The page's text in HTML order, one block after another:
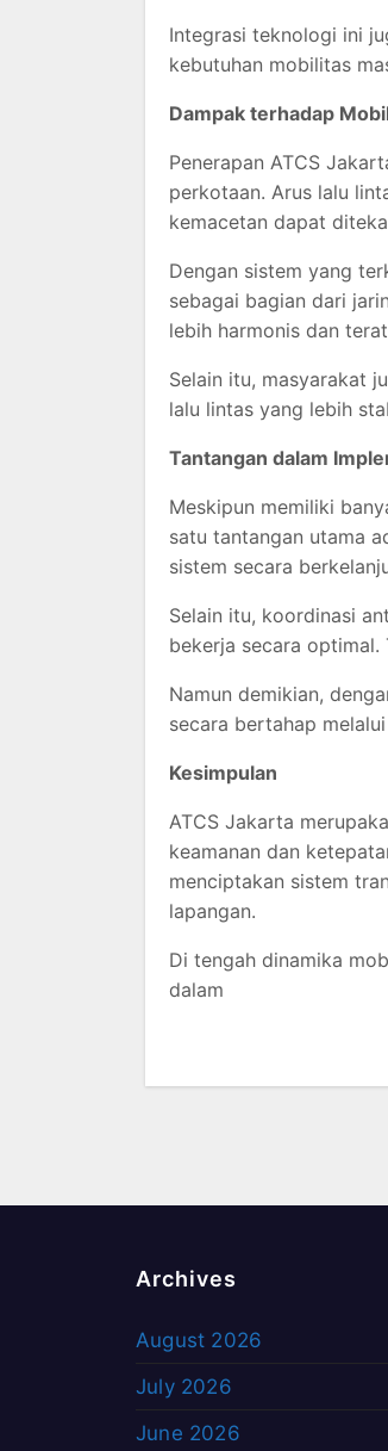
Integrasi teknologi ini
kebutuhan mobilitas
Dampak terhadap
Penerapan ATCS
perkotaan. Arus lalu
kemacetan dapat
Dengan sistem yang
sebagai bagian dari
lebih harmonis dan
Selain itu, masyarakat
lalu lintas yang lebih
Tantangan dalam
Meskipun memiliki
satu tantangan utama
sistem secara
Selain itu, koordinasi
bekerja secara
Namun demikian,
secara bertahap
Kesimpulan
ATCS Jakarta
keamanan dan
menciptakan sistem
lapangan.
Di tengah dinamika
dalam
Archives
August 2026
July 2026
June 2026